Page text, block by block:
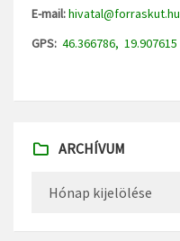
E-mail:hivatal@forraskut.hu
GPS: 46.366786, 19.907615
ARCHÍVUM